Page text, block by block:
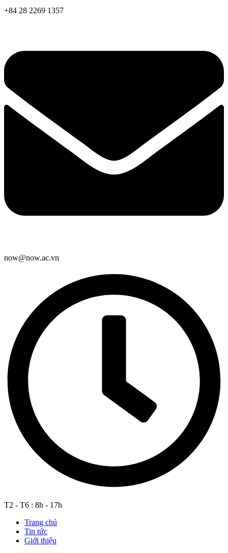
+84 28 2269 1357
now@now.ac.vn
T2 - T6 : 8h - 17h
Trang chủ
Tin tức
Giới thiệu